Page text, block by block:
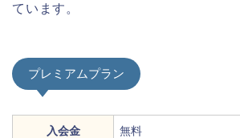
ています。
プレミアムプラン
入会金 無料